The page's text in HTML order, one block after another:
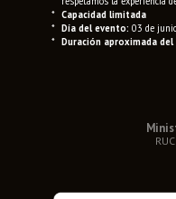
* Capacidad limitada
* Día del evento: 03 de
* Duración aproximada